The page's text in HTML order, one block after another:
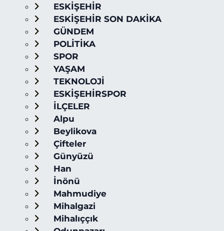
ESKİŞEHİR
ESKİŞEHİR SON DAKİKA
GÜNDEM
POLİTİKA
SPOR
YAŞAM
TEKNOLOJİ
ESKİŞEHİRSPOR
İLÇELER
Alpu
Beylikova
Çifteler
Günyüzü
Han
İnönü
Mahmudiye
Mihalgazi
Mihalıççık